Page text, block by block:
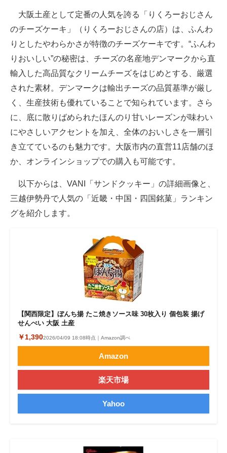
大阪土産として定番の人気を誇る「りくろーおじさん
のチーズケーキ」（りくろーおじさんの店）は、ふんわ
りとしたやわらかさが特徴のチーズケーキです。“ふんわ
りおいしい”の秘密は、チーズの名産地デンマークから直
輸入した高品質なクリームチーズをはじめとする、厳選
された素材。デンマークは輸出チーズの品質基準が厳し
く、生産技術も優れていることで知られています。さら
に、底に散りばめられたほんのり甘いレーズンが味わい
にやさしいアクセントを加え、全体のおいしさを一層引
き立てているのも魅力です。大阪市内の直営11店舗のほ
か、オンラインショップでの購入も可能です。
以下からは、VANI「サンドクッキー」の詳細画像と、
三越伊勢丹で人気の「近畿・中国・四国銘菓」ランキン
グを紹介します。
【関西限定】ぼんち揚 たこ焼きソース味 30枚入り 個包装 揚げ
せんべい 大阪 土産
￥1,3902026/04/09 18:08時点｜Amazon調べ
Amazon
楽天市場
Yahoo